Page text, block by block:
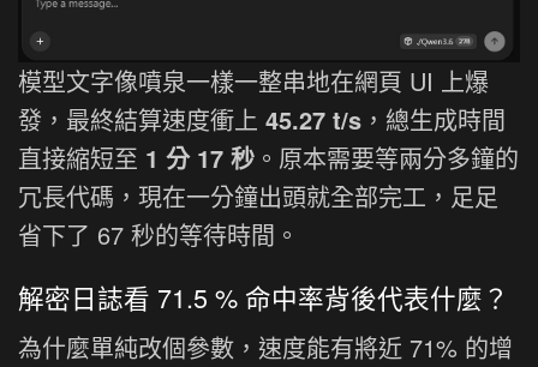
模型文字像噴泉一樣一整串地在網頁 UI 上爆
發，最終結算速度衝上 45.27 t/s ，總生成時間
直接縮短至 1 分 17 秒 。原本需要等兩分多鐘的
冗長代碼，現在一分鐘出頭就全部完工，足足
省下了 67 秒的等待時間。
解密日誌看 71.5 % 命中率背後代表什麼？
為什麼單純改個參數，速度能有將近 71% 的增